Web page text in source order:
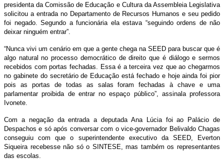
presidenta da Comissão de Educação e Cultura da Assembleia Legislativa
solicitou a entrada no Departamento de Recursos Humanos e seu pedido
foi negado. Segundo a funcionária ela estava “seguindo ordens de não
deixar ninguém entrar”.
“Nunca vivi um cenário em que a gente chega na SEED para buscar que é
algo natural no processo democrático de direito que é diálogo e sermos
recebidos com portas fechadas. Essa é a terceira vez que ao chegarmos
no gabinete do secretário de Educação está fechado e hoje ainda foi pior
pois as portas de todas as salas foram fechadas à chave e uma
parlamentar proibida de entrar no espaço público”, assinala professora
Ivonete.
Com a negação da entrada a deputada Ana Lúcia foi ao Palácio de
Despachos e só após conversar com o vice-governador Belivaldo Chagas
conseguiu com que o superintendente executivo da SEED, Everton
Siqueira recebesse não só o SINTESE, mas também os representantes
das escolas.